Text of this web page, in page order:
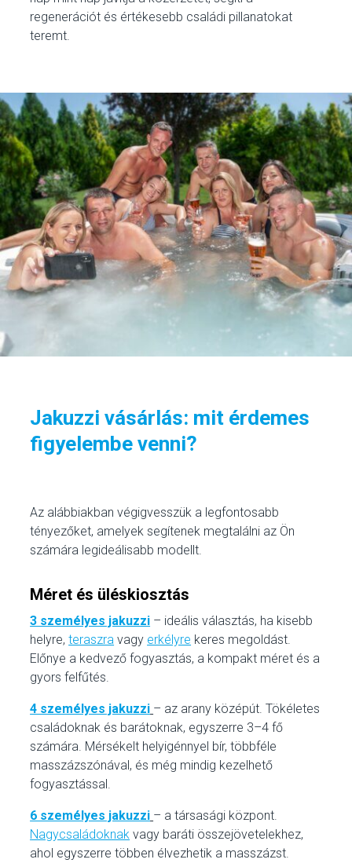
regenerációt és értékesebb családi pillanatokat
teremt.
Jakuzzi vásárlás: mit érdemes
figyelembe venni?
Az alábbiakban végigvesszük a legfontosabb
tényezőket, amelyek segítenek megtalálni az Ön
számára legideálisabb modellt.
Méret és üléskiosztás
3 személyes jakuzzi – ideális választás, ha kisebb
helyre,teraszra vagy erkélyre keres megoldást.
Előnye a kedvező fogyasztás, a kompakt méret és a
gyors felfűtés.
4 személyes jakuzzi – az arany középút. Tökéletes
családoknak és barátoknak, egyszerre 3–4 fő
számára. Mérsékelt helyigénnyel bír, többféle
masszázszónával, és még mindig kezelhető
fogyasztással.
6 személyes jakuzzi – a társasági központ.
Nagycsaládoknak vagy baráti összejövetelekhez,
ahol egyszerre többen élvezhetik a masszázst.